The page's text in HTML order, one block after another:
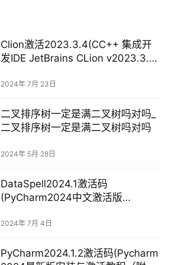
Clion激活2023.3.4(CC++ 集成开
发IDE JetBrains CLion v2023.3.4
2024年 7月 23日
二叉排序树一定是满二叉树吗对吗_
二叉排序树一定是满二叉树吗对吗
2024年 5月 28日
DataSpell2024.1激活码
(PyCharm2024中文激活版
2024年 7月 4日
PyCharm2024.1.2激活码(Pycharm